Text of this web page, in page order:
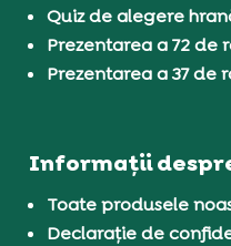
Quiz de alegere
Prezentarea a 72 de
Prezentarea a 37 de
Informații
Toate produsele
Declarație de